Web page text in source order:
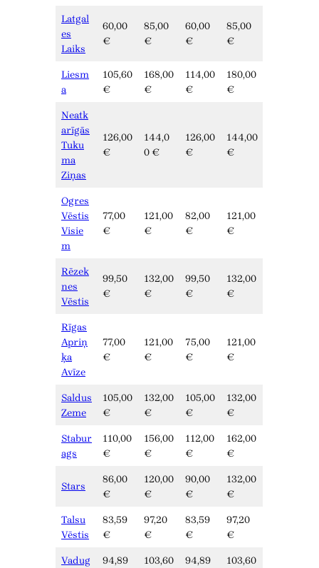
Latgal
es
Laiks
60,00
€
85,00
€
60,00
€
85,00
€
Liesm
a
105,60
€
168,00
€
114,00
€
180,00
€
Neatk
arīgās
Tuku
ma
Ziņas
126,00
€
144,0
0 €
126,00
€
144,00
€
Ogres
Vēstis
Visie
m
77,00
€
121,00
€
82,00
€
121,00
€
Rēzek
nes
Vēstis
99,50
€
132,00
€
99,50
€
132,00
€
Rīgas
Apriņ
ķa
Avīze
77,00
€
121,00
€
75,00
€
121,00
€
Saldus
Zeme
105,00
€
132,00
€
105,00
€
132,00
€
Stabur
ags
110,00
€
156,00
€
112,00
€
162,00
€
Stars
86,00
€
120,00
€
90,00
€
132,00
€
Talsu
Vēstis
83,59
€
97,20
€
83,59
€
97,20
€
Vadug
94,89
103,60
94,89
103,60